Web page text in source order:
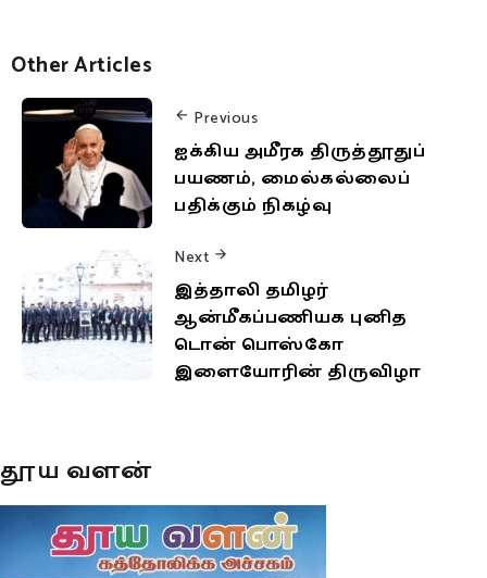
Other Articles
Previous
ஐக்கிய அமீரக திருத்தூதுப்
பயணம், மைல்கல்லைப்
பதிக்கும் நிகழ்வு
Next
இத்தாலி தமிழர்
ஆன்மீகப்பணியக புனித
டொன் பொஸ்கோ
இளையோரின் திருவிழா
தூய வளன்